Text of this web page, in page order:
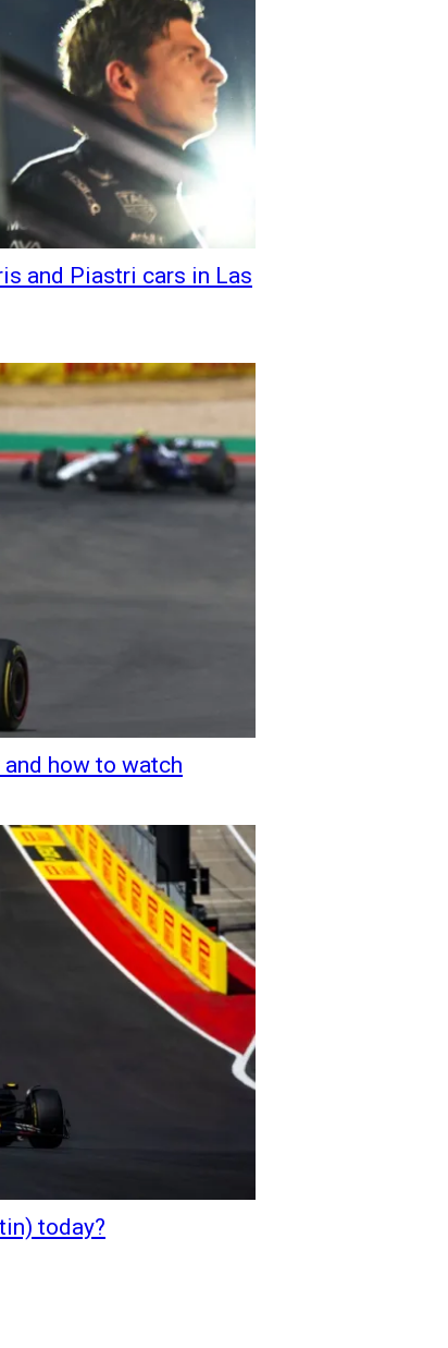
and Piastri cars in Las
how to watch
today?